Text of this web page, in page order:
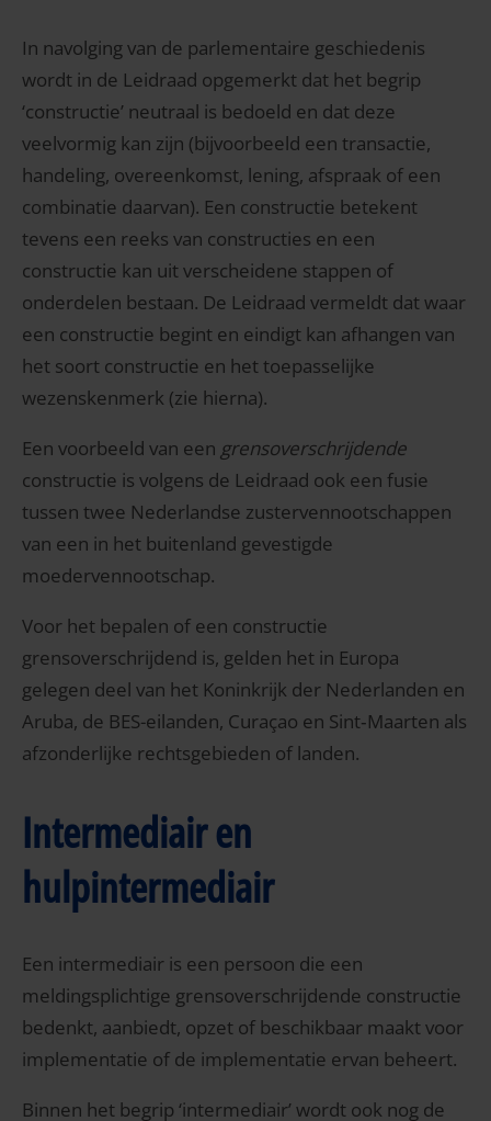
In navolging van de parlementaire geschiedenis
wordt in de Leidraad opgemerkt dat het begrip
‘constructie’ neutraal is bedoeld en dat deze
veelvormig kan zijn (bijvoorbeeld een transactie,
handeling, overeenkomst, lening, afspraak of een
combinatie daarvan). Een constructie betekent
tevens een reeks van constructies en een
constructie kan uit verscheidene stappen of
onderdelen bestaan. De Leidraad vermeldt dat waar
een constructie begint en eindigt kan afhangen van
het soort constructie en het toepasselijke
wezenskenmerk (zie hierna).
Een voorbeeld van een grensoverschrijdende
constructie is volgens de Leidraad ook een fusie
tussen twee Nederlandse zustervennootschappen
van een in het buitenland gevestigde
moedervennootschap.
Voor het bepalen of een constructie
grensoverschrijdend is, gelden het in Europa
gelegen deel van het Koninkrijk der Nederlanden en
Aruba, de BES-eilanden, Curaçao en Sint‑Maarten als
afzonderlijke rechtsgebieden of landen.
Intermediair en
hulpintermediair
Een intermediair is een persoon die een
meldingsplichtige grensoverschrijdende constructie
bedenkt, aanbiedt, opzet of beschikbaar maakt voor
implementatie of de implementatie ervan beheert.
Binnen het begrip ‘intermediair’ wordt ook nog de